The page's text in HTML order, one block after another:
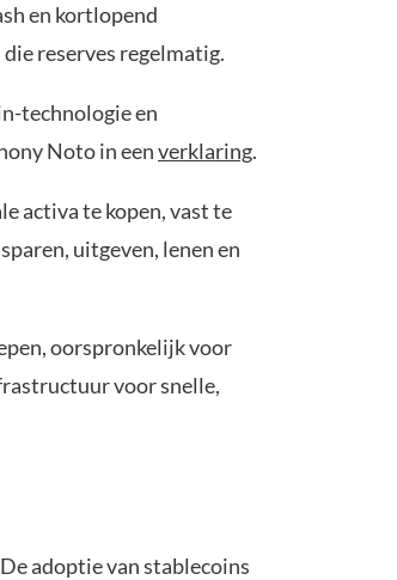
en kortlopend
reserves regelmatig.
technologie en
Noto in eenverklaring.
activa te kopen, vast te
uitgeven, lenen en
oorspronkelijk voor
voor snelle,
adoptie van stablecoins